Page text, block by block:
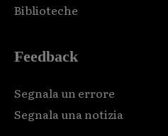
Biblioteche
Feedback
Segnala un errore
Segnala una notizia